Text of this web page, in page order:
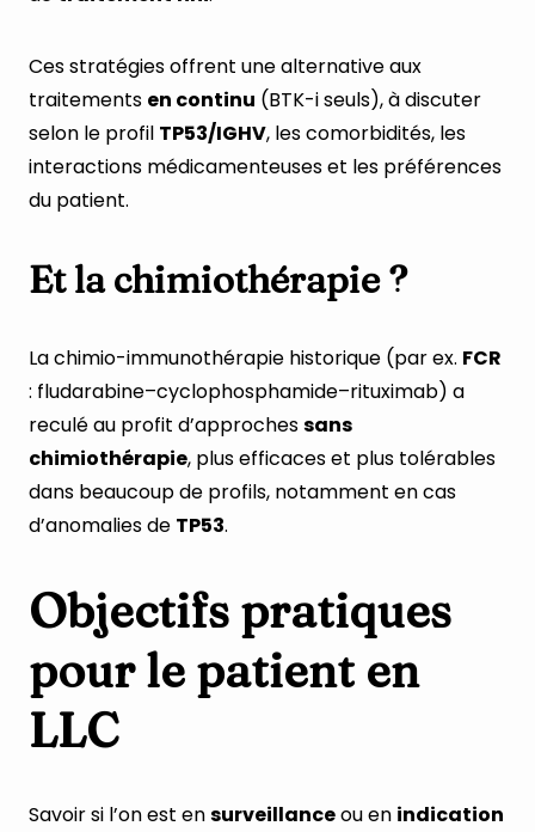
Ces stratégies offrent une alternative aux
traitements en continu (BTK-i seuls), à discuter
selon le profil TP53/IGHV, les comorbidités, les
interactions médicamenteuses et les préférences
du patient.
Et la chimiothérapie ?
La chimio-immunothérapie historique (par ex. FCR
: fludarabine–cyclophosphamide–rituximab) a
reculé au profit d’approchessans
chimiothérapie, plus efficaces et plus tolérables
dans beaucoup de profils, notamment en cas
d’anomalies de TP53.
Objectifs pratiques
pour le patient en
LLC
Savoir si l’on est ensurveillanceou en indication